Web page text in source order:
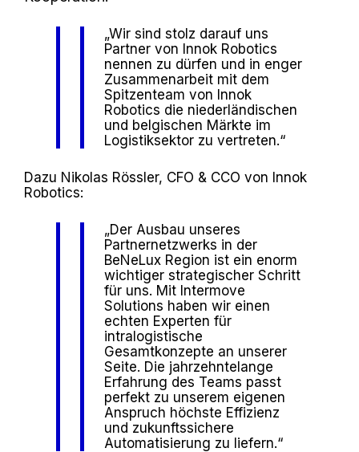
„Wir sind stolz darauf uns
Partner von Innok Robotics
nennen zu dürfen und in enger
Zusammenarbeit mit dem
Spitzenteam von Innok
Robotics die niederländischen
und belgischen Märkte im
Logistiksektor zu vertreten.“
Dazu Nikolas Rössler, CFO & CCO von Innok
Robotics:
„Der Ausbau unseres
Partnernetzwerks in der
BeNeLux Region ist ein enorm
wichtiger strategischer Schritt
für uns. Mit Intermove
Solutions haben wir einen
echten Experten für
intralogistische
Gesamtkonzepte an unserer
Seite. Die jahrzehntelange
Erfahrung des Teams passt
perfekt zu unserem eigenen
Anspruch höchste Effizienz
und zukunftssichere
Automatisierung zu liefern.“